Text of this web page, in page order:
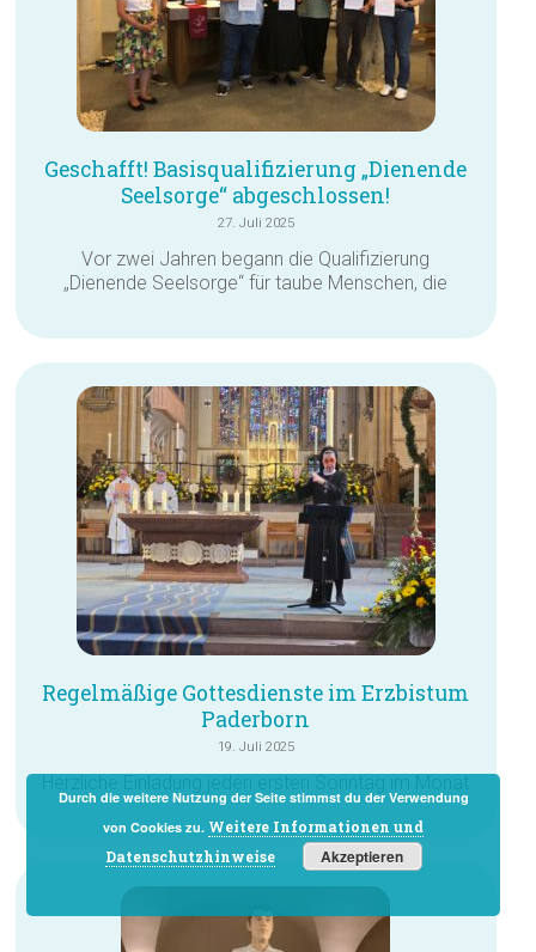
Geschafft! Basisqualifizierung „Dienende
Seelsorge“ abgeschlossen!
27. Juli 2025
Vor zwei Jahren begann die Qualifizierung
„Dienende Seelsorge“ für taube Menschen, die
Regelmäßige Gottesdienste im Erzbistum
Paderborn
19. Juli 2025
Durch die weitere Nutzung der Seite stimmst du der Verwendung
von Cookies zu. Weitere Informationen und
Datenschutzhinweise
Akzeptieren